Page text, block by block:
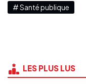
# Santé publique
LES PLUS LUS